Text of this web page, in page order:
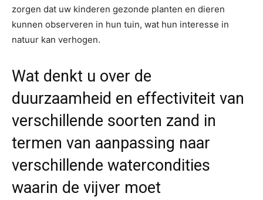
zorgen dat uw kinderen gezonde planten en dieren
kunnen observeren in hun tuin, wat hun interesse in
natuur kan verhogen.
Wat denkt u over de
duurzaamheid en effectiviteit van
verschillende soorten zand in
termen van aanpassing naar
verschillende watercondities
waarin de vijver moet